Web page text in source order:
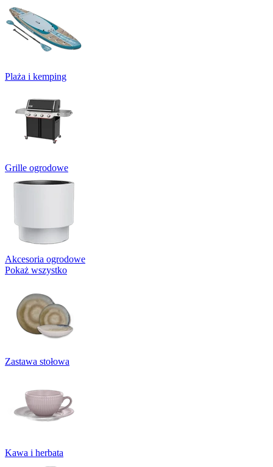
Plaża i kemping
Grille ogrodowe
Akcesoria ogrodowe
Pokaż wszystko
Zastawa stołowa
Kawa i herbata